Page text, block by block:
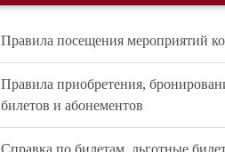
Правила посещения мероприятий
Правила приобретения,
билетов и абонементов
Справка по билетам, льготные